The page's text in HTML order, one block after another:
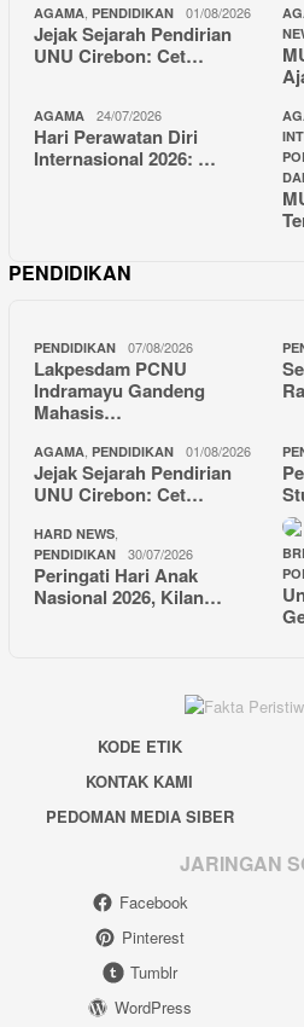
AGAMA PENDIDIKAN 01/08/2026
Jejak Sejarah Pendirian
UNU Cirebon: Cet…
AGAMA 24/07/2026
Hari Perawatan Diri
Internasional 2026: …
PENDIDIKAN
PENDIDIKAN 07/08/2026
Lakpesdam PCNU
Indramayu Gandeng
Mahasis…
AGAMA PENDIDIKAN 01/08/2026
Jejak Sejarah Pendirian
UNU Cirebon: Cet…
HARD NEWS
PENDIDIKAN 30/07/2026
Peringati Hari Anak
Nasional 2026, Kilan…
KODE ETIK
KONTAK KAMI
PEDOMAN MEDIA SIBER
JARINGAN
Facebook
Pinterest
Tumblr
WordPress